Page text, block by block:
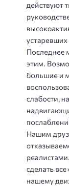
действуют
Последнее
этим.
большие и
слабости,
Нашим
сделать
нашему